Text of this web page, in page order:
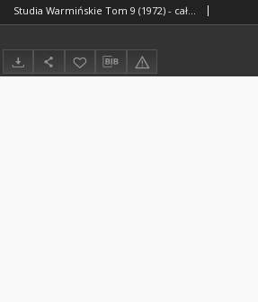
Studia Warmińskie Tom 9 (1972) - cały numer